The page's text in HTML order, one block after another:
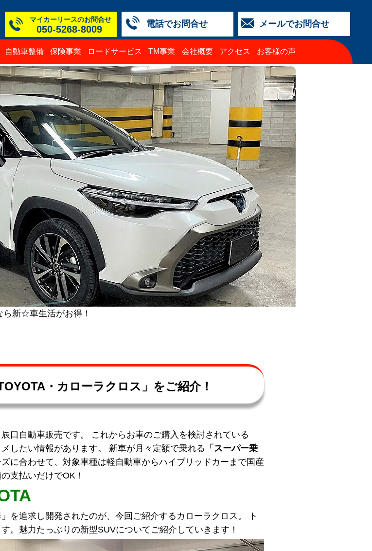
メールでお問合せ
電話でお問合せ
050-5264-4427
050-5268-8009
076-233-2318
076-255-0024
0776-33-2424
050-5264-4430
マイカーリースのお問合せ
050-5268-8009
自動車整備 保険事業 ロードサービス TM事業 会社概要 アクセス お客様の声
ら新☆車生活がお得！
・カローラクロス 」をご紹介！
口自動車販売です。 これからお車のご購入を検討されている
したい情報があります。 新車が月々定額で乗れる 「スーパー乗
に合わせて、対象車種は軽自動車からハイブリッドカーまで国産
支払いだけでOK！
を追求し開発されたのが、今回ご紹介するカローラクロス。 ト
。魅力たっぷりの新型SUVについてご紹介していきます！